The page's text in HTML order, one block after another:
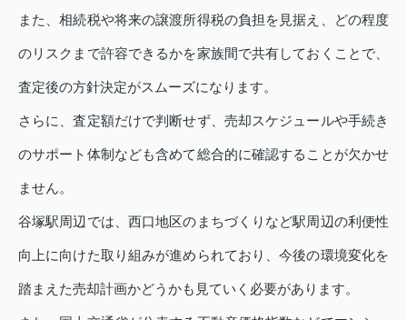
また、相続税や将来の譲渡所得税の負担を見据え、どの程度
のリスクまで許容できるかを家族間で共有しておくことで、
査定後の方針決定がスムーズになります。
さらに、査定額だけで判断せず、売却スケジュールや手続き
のサポート体制なども含めて総合的に確認することが欠かせ
ません。
谷塚駅周辺では、西口地区のまちづくりなど駅周辺の利便性
向上に向けた取り組みが進められており、今後の環境変化を
踏まえた売却計画かどうかも見ていく必要があります。